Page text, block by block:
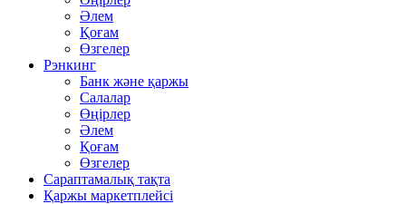
Әлем
Қоғам
Өзгелер
Рэнкинг
Банк және қаржы
Салалар
Өңірлер
Әлем
Қоғам
Өзгелер
Сараптамалық тақта
Қаржы маркетплейсі